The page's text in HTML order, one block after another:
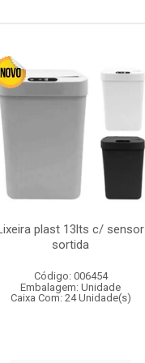
plast 13lts c/ sensor
sortida
Código: 006454
Embalagem: Unidade
Caixa Com: 24 Unidade(s)